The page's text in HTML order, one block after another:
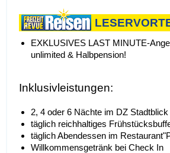
EXKLUSIVES LAST MINUTE-
unlimited & Halbpension!
Inklusivleistungen:
2, 4 oder 6 Nächte im DZ Stadtblick
täglich reichhaltiges
täglich Abendessen im
Willkommensgetränk bei Check In